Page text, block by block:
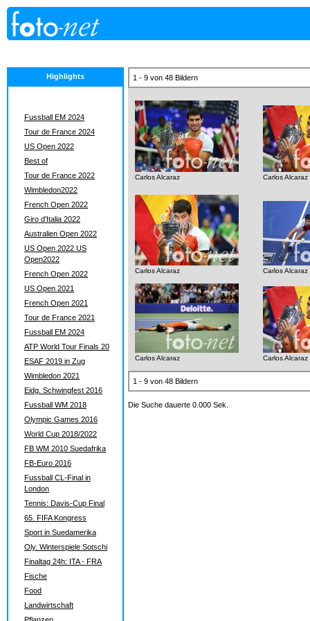
Highlights
Fussball EM 2024
Tour de France 2024
US Open 2022
Best of
Tour de France 2022
Wimbledon2022
French Open 2022
Giro d'Italia 2022
Australien Open 2022
US Open 2022 US
Open2022
French Open 2022
US Open 2021
French Open 2021
Tour de France 2021
Fussball EM 2024
ATP World Tour Finals 20
ESAF 2019 in Zug
Wimbledon 2021
Eidg. Schwingfest 2016
Fussball WM 2018
Olympic Games 2016
World Cup 2018/2022
FB WM 2010 Suedafrika
FB-Euro 2016
Fussball CL-Final in
London
Tennis: Davis-Cup Final
65. FIFA Kongress
Sport in Suedamerika
Oly. Winterspiele Sotschi
Finaltag 24h: ITA - FRA
Fische
Food
Landwirtschaft
1 - 9 von 48 Bildern
Carlos Alcaraz Carlos Alcaraz
Carlos Alcaraz Carlos Alcaraz
Carlos Alcaraz Carlos Alcaraz
1 - 9 von 48 Bildern
Die Suche dauerte 0.000 Sek.